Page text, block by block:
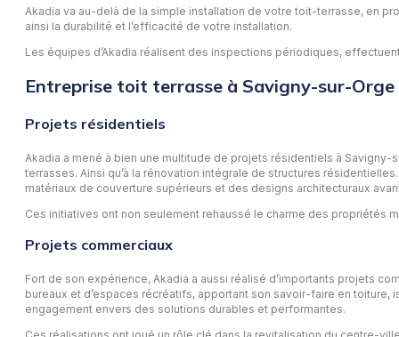
Akadia va au-delà de la simple installation de votre toit-terrasse, en
ainsi la durabilité et l’efficacité de votre installation.
Les équipes d’Akadia réalisent des inspections périodiques,
Entreprise toit terrasse à Savigny-sur-
Projets résidentiels
Akadia a mené à bien une multitude de projets résidentiels à
terrasses. Ainsi qu’à la rénovation intégrale de structures
matériaux de couverture supérieurs et des designs architecturaux
Ces initiatives ont non seulement rehaussé le charme des propriétés
Projets commerciaux
Fort de son expérience, Akadia a aussi réalisé d’importants projets
bureaux et d’espaces récréatifs, apportant son savoir-faire en
engagement envers des solutions durables et performantes.